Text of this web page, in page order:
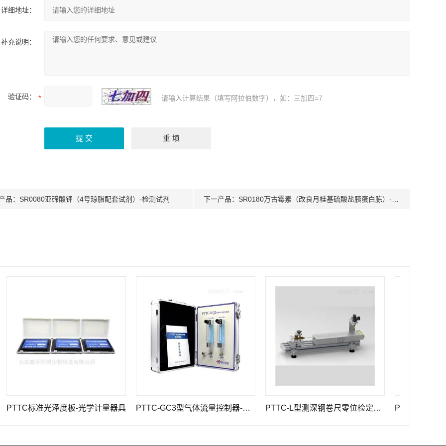
详细地址：
补充说明：
验证码： 请输入计算结果（填写阿拉伯数字），如：三加四=7
品： SR0080亚碲酸钾（4号琼脂配套试剂）-检测试剂 下一产品： SR0180万古霉素（改良月桂基硫酸盐胰蛋白胨）-检测
准光泽度板-光学计量器具 PTTC-GC3型气体流量控制器-化学及常用建标仪器 PTTC-L型测深钢卷尺零位检定器 长度计量器具